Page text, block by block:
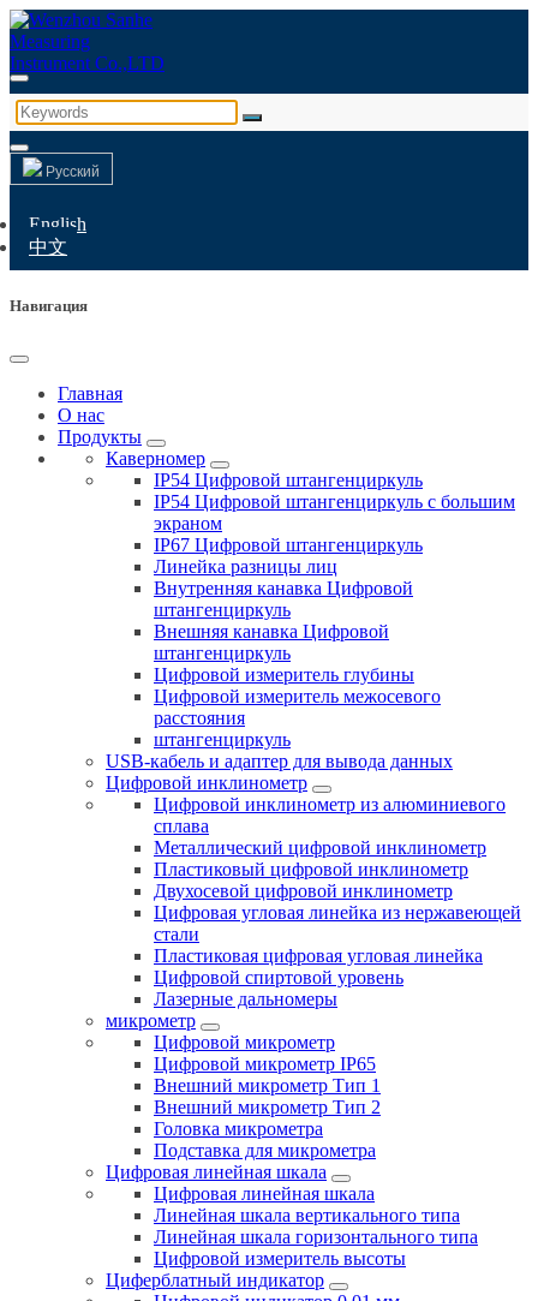
Русский
English
中文
Навигация
Главная
О нас
Продукты
Каверномер
IP54 Цифровой штангенциркуль
IP54 Цифровой штангенциркуль с большим
экраном
IP67 Цифровой штангенциркуль
Линейка разницы лиц
Внутренняя канавка Цифровой
штангенциркуль
Внешняя канавка Цифровой
штангенциркуль
Цифровой измеритель глубины
Цифровой измеритель межосевого
расстояния
штангенциркуль
USB-кабель и адаптер для вывода данных
Цифровой инклинометр
Цифровой инклинометр из алюминиевого
сплава
Металлический цифровой инклинометр
Пластиковый цифровой инклинометр
Двухосевой цифровой инклинометр
Цифровая угловая линейка из нержавеющей
стали
Пластиковая цифровая угловая линейка
Цифровой спиртовой уровень
Лазерные дальномеры
микрометр
Цифровой микрометр
Цифровой микрометр IP65
Внешний микрометр Тип 1
Внешний микрометр Тип 2
Головка микрометра
Подставка для микрометра
Цифровая линейная шкала
Цифровая линейная шкала
Линейная шкала вертикального типа
Линейная шкала горизонтального типа
Цифровой измеритель высоты
Циферблатный индикатор